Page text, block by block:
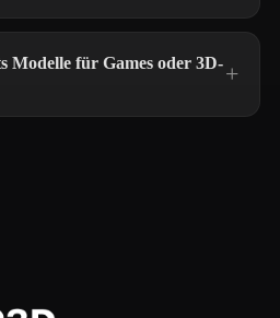
Modelle für Games oder 3D-